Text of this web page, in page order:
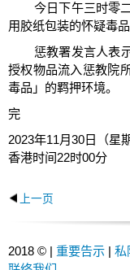
今日下午三时零
用胶纸包装的怀疑毒
惩教署发言人表
授权物品流入惩教院
毒品」的羁押环境。
完
2023年11月30日（星
香港时间22时00分
上一页
2018 © | 重要告示 | 私